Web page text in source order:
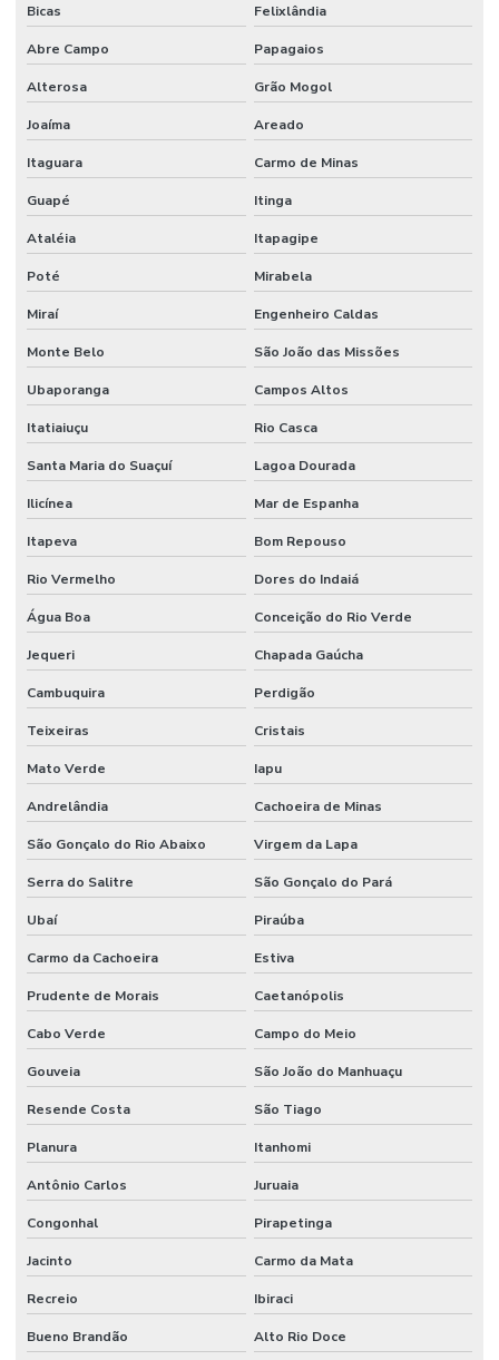
Bicas Felixlândia
Abre Campo Papagaios
Alterosa Grão Mogol
Joaíma Areado
Itaguara Carmo de Minas
Guapé Itinga
Ataléia Itapagipe
Poté Mirabela
Miraí Engenheiro Caldas
Monte Belo São João das Missões
Ubaporanga Campos Altos
Itatiaiuçu Rio Casca
Santa Maria do Suaçuí Lagoa Dourada
Ilicínea Mar de Espanha
Itapeva Bom Repouso
Rio Vermelho Dores do Indaiá
Água Boa Conceição do Rio Verde
Jequeri Chapada Gaúcha
Cambuquira Perdigão
Teixeiras Cristais
Mato Verde Iapu
Andrelândia Cachoeira de Minas
São Gonçalo do Rio Abaixo Virgem da Lapa
Serra do Salitre São Gonçalo do Pará
Ubaí Piraúba
Carmo da Cachoeira Estiva
Prudente de Morais Caetanópolis
Cabo Verde Campo do Meio
Gouveia São João do Manhuaçu
Resende Costa São Tiago
Planura Itanhomi
Antônio Carlos Juruaia
Congonhal Pirapetinga
Jacinto Carmo da Mata
Recreio Ibiraci
Bueno Brandão Alto Rio Doce